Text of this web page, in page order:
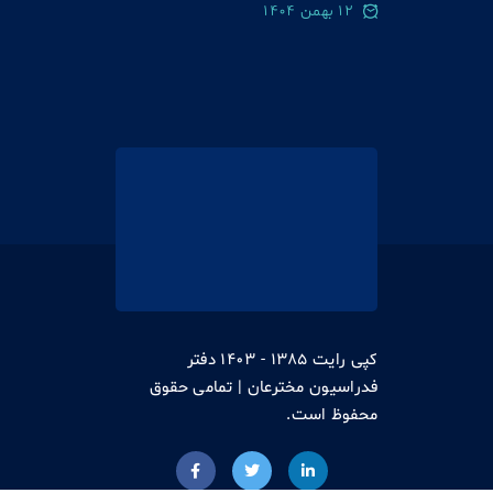
12 بهمن 1404
کپی رایت 1385 - 1403 دفتر
فدراسیون مخترعان | تمامی حقوق
محفوظ است.